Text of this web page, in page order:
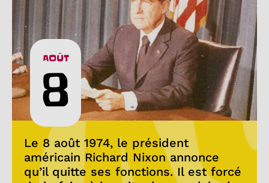
AOÛT
8
Le 8 août 1974, le président
américain Richard Nixon annonce
qu’il quitte ses fonctions. Il est forcé